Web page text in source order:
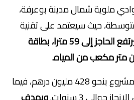
ملوية شمال مدينة بوعرفة،
حيث سيعتمد على تقنية
وسيرتفع الحاجز إلى 59 مترا، بطاقة
وتقدر الكلفة الإجمالية للمشروع بنحو 428 مليون درهم، فيما